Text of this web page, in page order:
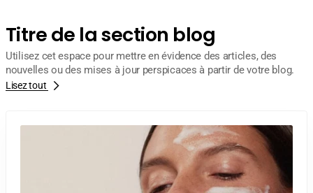
Titre de la section blog
Utilisez cet espace pour mettre en évidence des articles, des
nouvelles ou des mises à jour perspicaces à partir de votre blog.
Lisez tout